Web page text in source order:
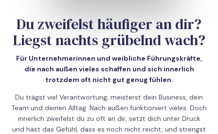
Du zweifelst häufiger an dir?
Liegst nachts grübelnd wach?
Für Unternehmerinnen und weibliche Führungskräfte,
die nach außen vieles schaffen und sich innerlich
trotzdem oft nicht gut genug fühlen.
Du trägst viel Verantwortung, meisterst dein Business, dein
Team und deinen Alltag. Nach außen funktioniert vieles. Doch
innerlich zweifelst du zu oft an dir, setzt dich unter Druck
und hast das Gefühl, dass es noch nicht reicht, und strengst